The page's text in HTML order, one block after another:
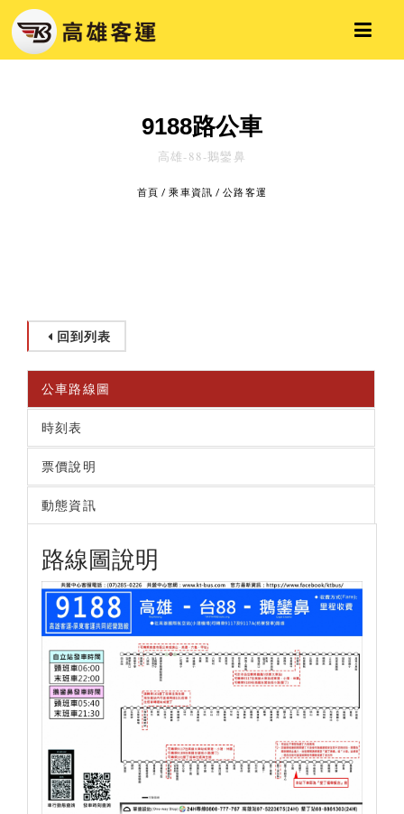
9188路公車
高雄-88-鵝鑾鼻
首頁 /乘車資訊 /公路客運
回到列表
公車路線圖
時刻表
票價說明
動態資訊
路線圖說明